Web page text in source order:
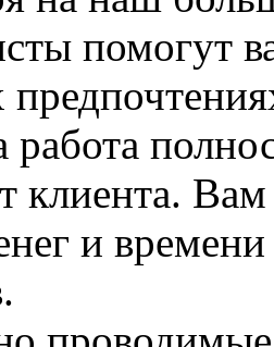
помогут
клиента. Вам
и